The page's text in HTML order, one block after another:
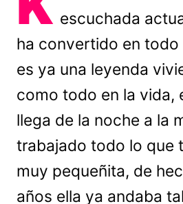
escuchada
ha convertido en todo
es ya una leyenda
como todo en la vida,
llega de la noche a la
trabajado todo lo que
muy pequeñita, de
años ella ya andaba